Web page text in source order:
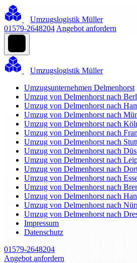
Umzugslogistik Müller
01579-2648204 Angebot anfordern
Umzugslogistik Müller
Umzugsunternehmen Delmenhorst
Umzug von Delmenhorst nach
Umzug von Delmenhorst nach
Umzug von Delmenhorst nach
Umzug von Delmenhorst nach
Umzug von Delmenhorst nach
Umzug von Delmenhorst nach
Umzug von Delmenhorst nach
Umzug von Delmenhorst nach
Umzug von Delmenhorst nach
Umzug von Delmenhorst nach
Umzug von Delmenhorst nach
Umzug von Delmenhorst nach
Umzug von Delmenhorst nach
Umzug von Delmenhorst nach
Impressum
Datenschutz
01579-2648204
Angebot anfordern